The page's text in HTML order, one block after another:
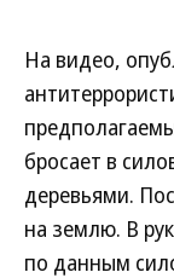
На видео,
бросает в
деревьями.
на землю. В
по данным